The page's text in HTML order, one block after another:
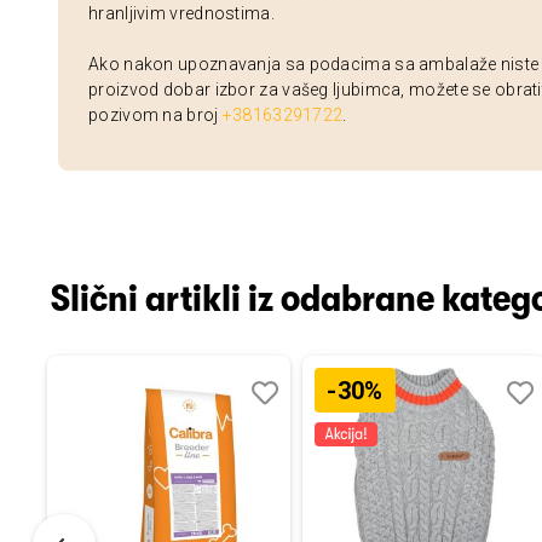
hranljivim vrednostima.
Ako nakon upoznavanja sa podacima sa ambalaže niste
proizvod dobar izbor za vašeg ljubimca, možete se
pozivom na broj +38163291722
Slični artikli iz odabrane
Uporedi
-30%